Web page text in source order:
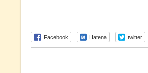
Facebook Hatena twitter